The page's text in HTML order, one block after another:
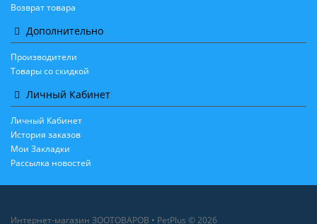
Возврат товара
Дополнительно
Производители
Товары со скидкой
Личный Кабинет
Личный Кабинет
История заказов
Мои Закладки
Рассылка новостей
Интернет-магазин ЗООТОВАРОВ • PetPlus © 2026